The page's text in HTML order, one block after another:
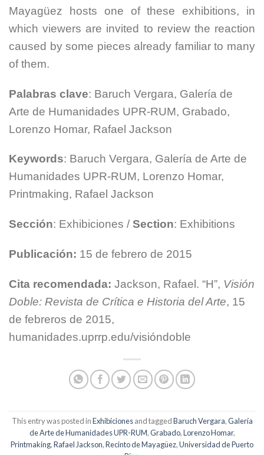
Mayagüez hosts one of these exhibitions, in
which viewers are invited to review the reaction
caused by some pieces already familiar to many
of them.
Palabras clave: Baruch Vergara, Galería de
Arte de Humanidades UPR-RUM, Grabado,
Lorenzo Homar, Rafael Jackson
Keywords: Baruch Vergara, Galería de Arte de
Humanidades UPR-RUM, Lorenzo Homar,
Printmaking, Rafael Jackson
Sección: Exhibiciones / Section: Exhibitions
Publicación: 15 de febrero de 2015
Cita recomendada: Jackson, Rafael. “H”, Visión
Doble: Revista de Crítica e Historia del Arte, 15
de febreros de 2015,
humanidades.uprrp.edu/visióndoble
This entry was posted inExhibicionesand taggedBaruch Vergara,Galería
de Arte de Humanidades UPR-RUM,Grabado,Lorenzo Homar,
Printmaking,Rafael Jackson,Recinto de Mayagüez,Universidad de Puerto